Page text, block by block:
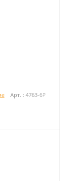
Арт. : 4763-6P